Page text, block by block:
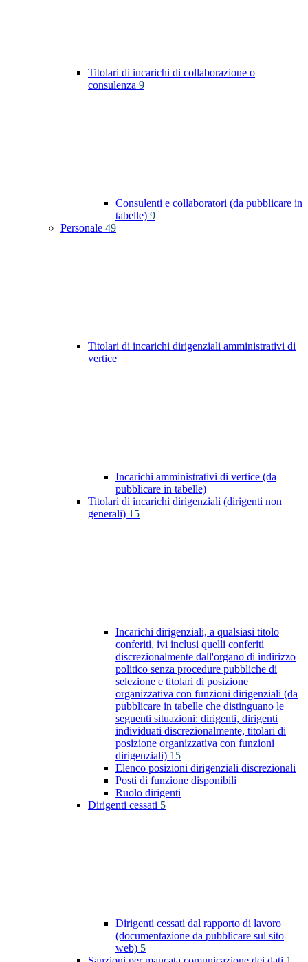
Titolari di incarichi di collaborazione o
consulenza 9
Consulenti e collaboratori (da pubblicare in
tabelle) 9
Personale 49
Titolari di incarichi dirigenziali amministrativi di
vertice
Incarichi amministrativi di vertice (da
pubblicare in tabelle)
Titolari di incarichi dirigenziali (dirigenti non
generali) 15
Incarichi dirigenziali, a qualsiasi titolo
conferiti, ivi inclusi quelli conferiti
discrezionalmente dall'organo di indirizzo
politico senza procedure pubbliche di
selezione e titolari di posizione
organizzativa con funzioni dirigenziali (da
pubblicare in tabelle che distinguano le
seguenti situazioni: dirigenti, dirigenti
individuati discrezionalmente, titolari di
posizione organizzativa con funzioni
dirigenziali) 15
Elenco posizioni dirigenziali discrezionali
Posti di funzione disponibili
Ruolo dirigenti
Dirigenti cessati 5
Dirigenti cessati dal rapporto di lavoro
(documentazione da pubblicare sul sito
web) 5